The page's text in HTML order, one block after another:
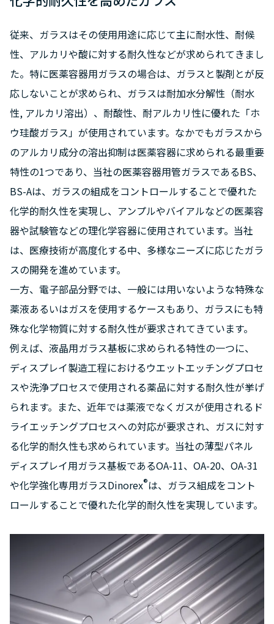
従来、ガラスはその使用用途に応じて主に耐水性、耐候
性、アルカリや酸に対する耐久性などが求められてきまし
た。特に医薬容器用ガラスの場合は、ガラスと製剤とが反
応しないことが求められ、ガラスは耐加水分解性（耐水
性, アルカリ溶出）、耐酸性、耐アルカリ性に優れた「ホ
ウ珪酸ガラス」が使用されています。なかでもガラスから
のアルカリ成分の溶出抑制は医薬容器に求められる最重要
特性の1つであり、当社の医薬容器用管ガラスであるBS、
BS-Aは、ガラスの組成をコントロールすることで優れた
化学的耐久性を実現し、アンプルやバイアルなどの医薬容
器や試験管などの理化学容器に使用されています。当社
は、医療技術が高度化する中、多様なニーズに応じたガラ
スの開発を進めています。
一方、電子部品分野では、一般には用いないような特殊な
薬液あるいはガスを使用するケースもあり、ガラスにも特
殊な化学物質に対する耐久性が要求されてきています。
例えば、液晶用ガラス基板に求められる特性の一つに、
ディスプレイ製造工程におけるウエットエッチングプロセ
スや洗浄プロセスで使用される薬品に対する耐久性が挙げ
られます。また、近年では薬液でなくガスが使用されるド
ライエッチングプロセスへの対応が要求され、ガスに対す
る化学的耐久性も求められています。当社の薄型パネル
ディスプレイ用ガラス基板であるOA-11、OA-20、OA-31
や化学強化専用ガラスDinorex®は、ガラス組成をコント
ロールすることで優れた化学的耐久性を実現しています。